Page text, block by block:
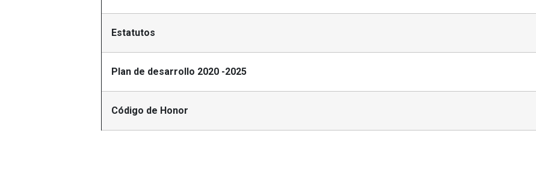
Estatutos
Plan de desarrollo 2020 -2025
Código de Honor